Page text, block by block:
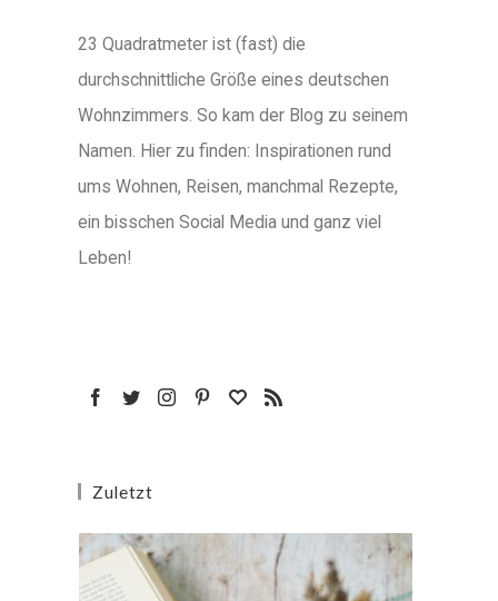
23 Quadratmeter ist (fast) die
durchschnittliche Größe eines deutschen
Wohnzimmers. So kam der Blog zu seinem
Namen. Hier zu finden: Inspirationen rund
ums Wohnen, Reisen, manchmal Rezepte,
ein bisschen Social Media und ganz viel
Leben!
Zuletzt